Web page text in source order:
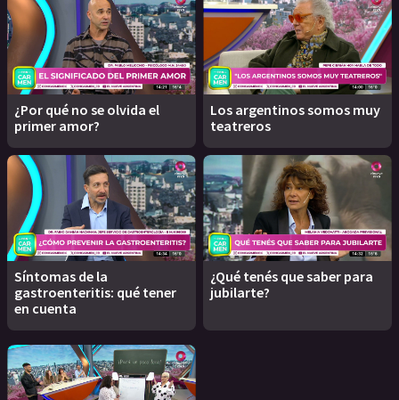
¿Por qué no se olvida el
primer amor?
Los argentinos somos muy
teatreros
Síntomas de la
gastroenteritis: qué tener
en cuenta
¿Qué tenés que saber para
jubilarte?